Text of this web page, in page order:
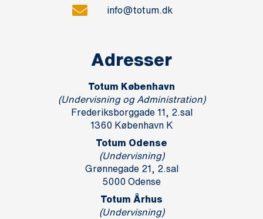
info@totum.dk
Adresser
Totum København
(Undervisning og Administration)
Frederiksborggade 11, 2.sal
1360 København K
Totum Odense
(Undervisning)
Grønnegade 21, 2.sal
5000 Odense
Totum Århus
(Undervisning)